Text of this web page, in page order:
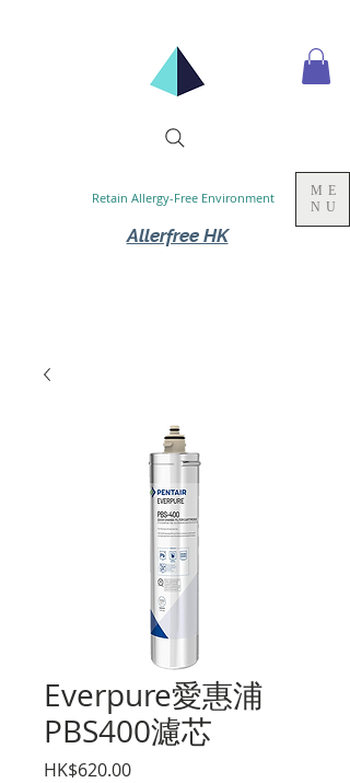
Allerfree HK
Retain Allergy-Free Environment
ME
NU
Everpure愛惠浦
PBS400濾芯
HK$620.00價